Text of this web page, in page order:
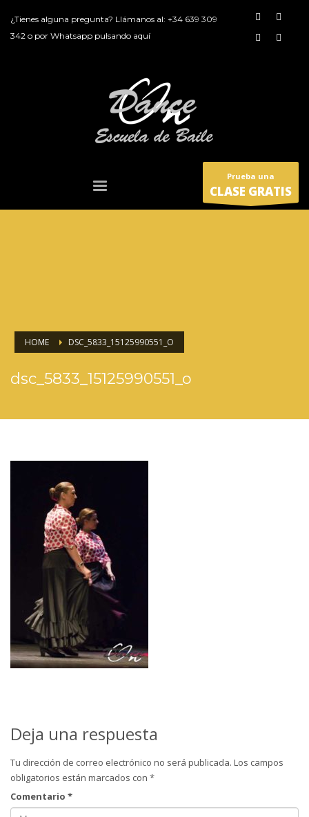
¿Tienes alguna pregunta? Llámanos al: +34 639 309
342 o por Whatsapp pulsando aquí
Prueba una
CLASE GRATIS
HOME DSC_5833_15125990551_O
dsc_5833_15125990551_o
Deja una respuesta
Tu dirección de correo electrónico no será publicada. Los campos
obligatorios están marcados con *
Comentario *